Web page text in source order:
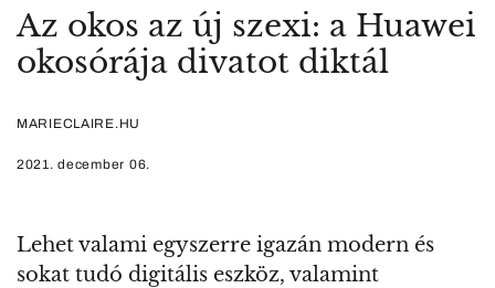
Az okos az új szexi: a Huawei
okosórája divatot diktál
MARIECLAIRE.HU
2021. december 06.
Lehet valami egyszerre igazán modern és
sokat tudó digitális eszköz, valamint